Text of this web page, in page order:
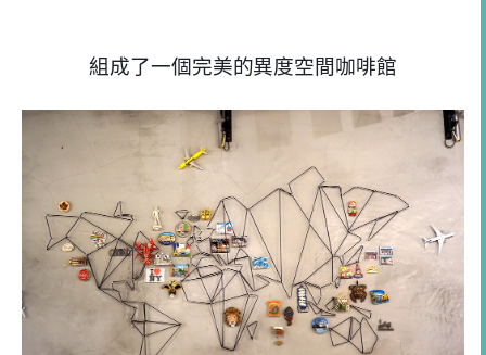
組成了一個完美的異度空間咖啡館